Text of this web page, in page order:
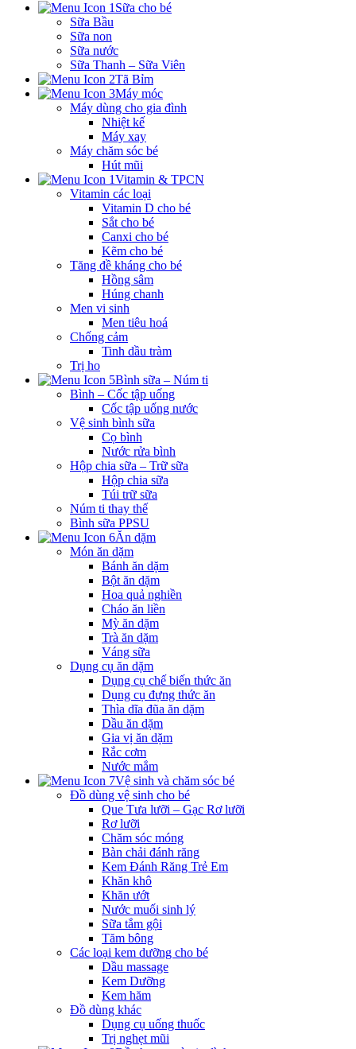
Sữa cho bé
Sữa Bầu
Sữa non
Sữa nước
Sữa Thanh – Sữa Viên
Tã Bỉm
Máy móc
Máy dùng cho gia đình
Nhiệt kế
Máy xay
Máy chăm sóc bé
Hút mũi
Vitamin & TPCN
Vitamin các loại
Vitamin D cho bé
Sắt cho bé
Canxi cho bé
Kẽm cho bé
Tăng đề kháng cho bé
Hồng sâm
Húng chanh
Men vi sinh
Men tiêu hoá
Chống cảm
Tinh dầu tràm
Trị ho
Bình sữa – Núm ti
Bình – Cốc tập uống
Cốc tập uống nước
Vệ sinh bình sữa
Cọ bình
Nước rửa bình
Hộp chia sữa – Trữ sữa
Hộp chia sữa
Túi trữ sữa
Núm ti thay thế
Bình sữa PPSU
Ăn dặm
Món ăn dặm
Bánh ăn dặm
Bột ăn dặm
Hoa quả nghiền
Cháo ăn liền
Mỳ ăn dặm
Trà ăn dặm
Váng sữa
Dụng cụ ăn dặm
Dụng cụ chế biến thức ăn
Dụng cụ đựng thức ăn
Thìa dĩa đũa ăn dặm
Dầu ăn dặm
Gia vị ăn dặm
Rắc cơm
Nước mắm
Vệ sinh và chăm sóc bé
Đồ dùng vệ sinh cho bé
Que Tưa lưỡi – Gạc Rơ lưỡi
Rơ lưỡi
Chăm sóc móng
Bàn chải đánh răng
Kem Đánh Răng Trẻ Em
Khăn khô
Khăn ướt
Nước muối sinh lý
Sữa tắm gội
Tăm bông
Các loại kem dưỡng cho bé
Dầu massage
Kem Dưỡng
Kem hăm
Đồ dùng khác
Dụng cụ uống thuốc
Trị nghẹt mũi